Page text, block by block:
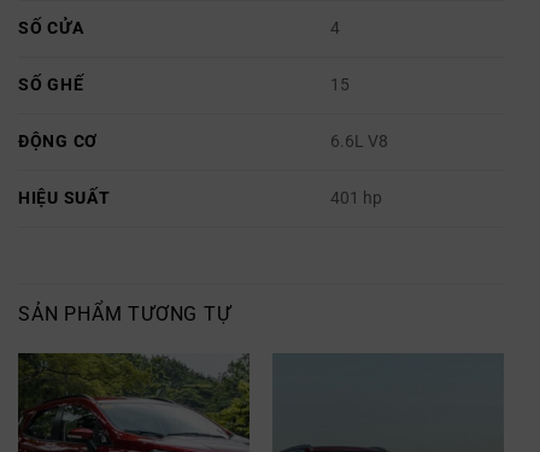
SỐ CỬA 4
SỐ GHẾ 15
ĐỘNG CƠ 6.6L V8
HIỆU SUẤT 401 hp
SẢN PHẨM TƯƠNG TỰ